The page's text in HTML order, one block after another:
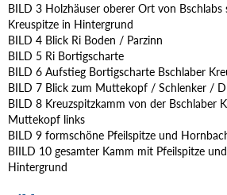
BILD 3 Holzhäuser oberer Ort von Bschlabs
Kreuspitze in Hintergrund
BILD 4 Blick Ri Boden / Parzinn
BILD 5 Ri Bortigscharte
BILD 6 Aufstieg Bortigscharte Bschlaber
BILD 7 Blick zum Muttekopf / Schlenker /
BILD 8 Kreuzspitzkamm von der Bschlaber
Muttekopf links
BILD 9 formschöne Pfeilspitze und
BIILD 10 gesamter Kamm mit Pfeilspitze
Hintergrund